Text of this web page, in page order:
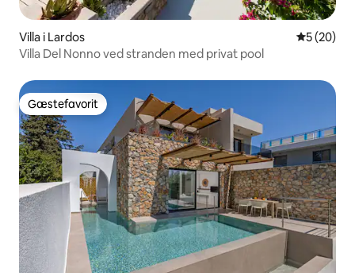
Villa i Lardos 5 ud af 5 i
5 (20)
Villa Del Nonno ved stranden med privat pool
Gæstefavorit
Gæstefavorit